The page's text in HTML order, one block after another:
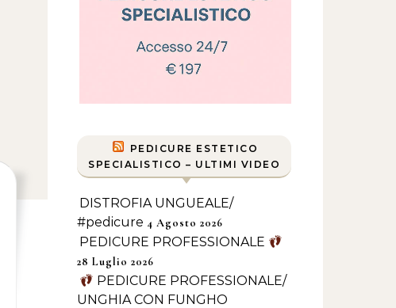
PEDICURE ESTETICO
SPECIALISTICO – ULTIMI VIDEO
DISTROFIA UNGUEALE/
#pedicure 4 Agosto 2026
PEDICURE PROFESSIONALE
28 Luglio 2026
PEDICURE PROFESSIONALE/
UNGHIA CON FUNGHO